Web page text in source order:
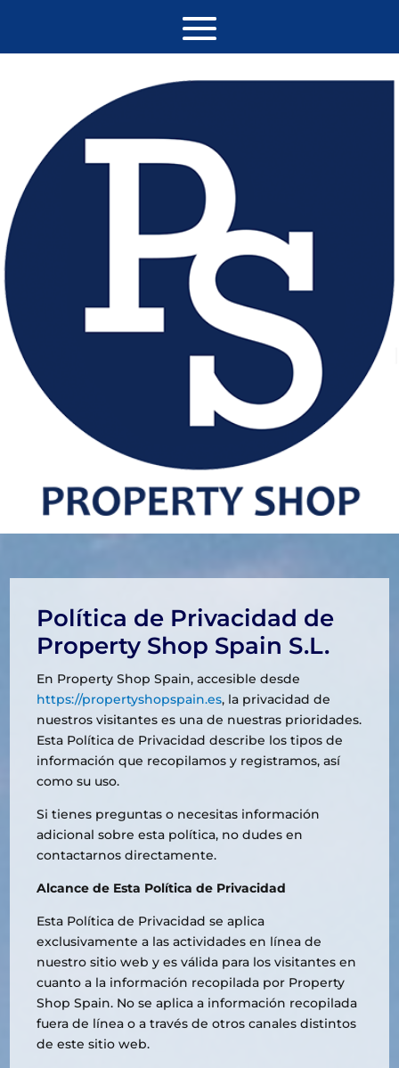
Política de Privacidad de
Property Shop Spain S.L.
En Property Shop Spain, accesible desde
https://propertyshopspain.es, la privacidad de
nuestros visitantes es una de nuestras prioridades.
Esta Política de Privacidad describe los tipos de
información que recopilamos y registramos, así
como su uso.
Si tienes preguntas o necesitas información
adicional sobre esta política, no dudes en
contactarnos directamente.
Alcance de Esta Política de Privacidad
Esta Política de Privacidad se aplica
exclusivamente a las actividades en línea de
nuestro sitio web y es válida para los visitantes en
cuanto a la información recopilada por Property
Shop Spain. No se aplica a información recopilada
fuera de línea o a través de otros canales distintos
de este sitio web.